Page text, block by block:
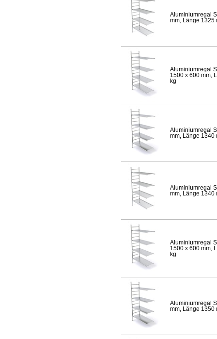
Aluminiumregal
mm, Länge 1325
Aluminiumregal
1500 x 600 mm,
kg
Aluminiumregal
mm, Länge 1340
Aluminiumregal
mm, Länge 1340
Aluminiumregal
1500 x 600 mm,
kg
Aluminiumregal
mm, Länge 1350